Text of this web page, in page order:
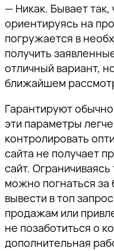
— Никак. Бывает так,
ориентируясь на
погружается в
получить
отличный вариант,
ближайшем
Гарантируют
эти параметры
контролировать
сайта не получает
сайт.
можно погнаться
вывести в топ
продажам или
не позаботиться о
дополнительная